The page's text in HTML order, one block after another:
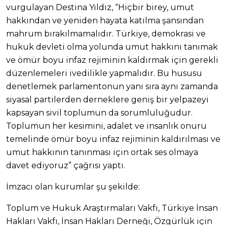
vurgulayan Destina Yıldız, “Hiçbir birey, umut
hakkından ve yeniden hayata katılma şansından
mahrum bırakılmamalıdır. Türkiye, demokrasi ve
hukuk devleti olma yolunda umut hakkını tanımak
ve ömür boyu infaz rejiminin kaldırmak için gerekli
düzenlemeleri ivedilikle yapmalıdır. Bu hususu
denetlemek parlamentonun yanı sıra aynı zamanda
siyasal partilerden derneklere geniş bir yelpazeyi
kapsayan sivil toplumun da sorumluluğudur.
Toplumun her kesimini, adalet ve insanlık onuru
temelinde ömür boyu infaz rejiminin kaldırılması ve
umut hakkının tanınması için ortak ses olmaya
davet ediyoruz” çağrısı yaptı.
İmzacı olan kurumlar şu şekilde:
Toplum ve Hukuk Araştırmaları Vakfı, Türkiye İnsan
Hakları Vakfı, İnsan Hakları Derneği, Özgürlük için